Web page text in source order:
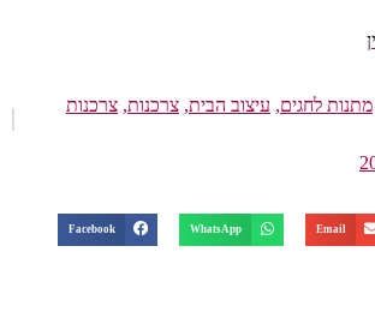
מתנות לחגים, עיצוב הבית, צרכנות, צרכנות
Email
WhatsApp
Facebook